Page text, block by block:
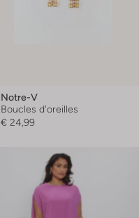
Notre-V
Boucles d'oreilles
€ 24,99